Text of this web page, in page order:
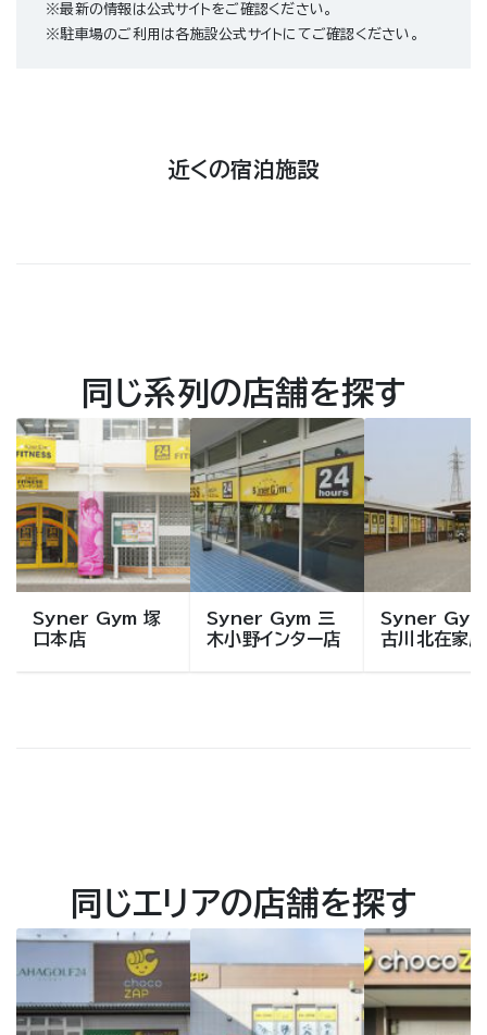
※最新の情報は公式サイトをご確認ください。
※駐車場のご利用は各施設公式サイトにてご確認ください。
近くの宿泊施設
同じ系列の店舗を探す
Syner Gym 塚
口本店
Syner Gym 三
木小野インター店
Syner Gym
古川北在家店
同じエリアの店舗を探す